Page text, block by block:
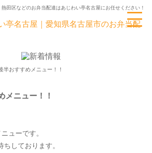
田区などのお弁当配達はあじわい亭名古屋にお任せください！
半おすすめメニュー！！
メニュー！！
ューです。
しております。